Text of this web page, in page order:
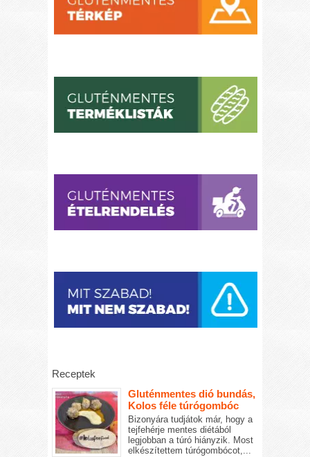
Receptek
Gluténmentes dió bundás,
Kolos féle túrógombóc
Bizonyára tudjátok már, hogy a
tejfehérje mentes diétából
legjobban a túró hiányzik. Most
elkészítettem túrógombócot,...